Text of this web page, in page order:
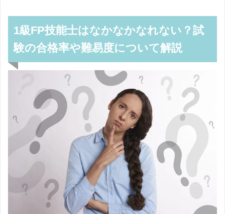
1級FP技能士はなかなかなれない？試
験の合格率や難易度について解説